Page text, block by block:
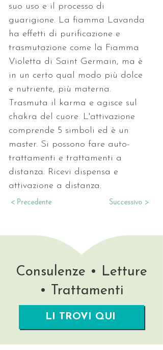
suo uso e il processo di
guarigione. La fiamma Lavanda
ha effetti di purificazione e
trasmutazione come la Fiamma
Violetta di Saint Germain, ma è
in un certo qual modo più dolce
e nutriente, più materna.
Trasmuta il karma e agisce sul
chakra del cuore. L'attivazione
comprende 5 simboli ed è un
master. Si possono fare auto-
trattamenti e trattamenti a
distanza. Ricevi dispensa e
attivazione a distanza.
< Precedente Successivo >
Consulenze • Letture
• Trattamenti
LI TROVI QUI